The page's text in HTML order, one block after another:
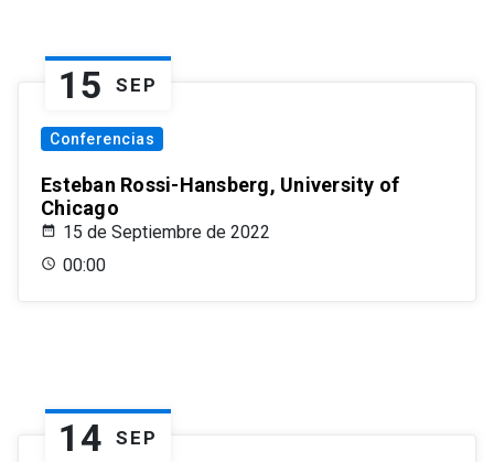
15 SEP
Conferencias
Esteban Rossi-Hansberg, University of
Chicago
15 de Septiembre de 2022
00:00
14 SEP